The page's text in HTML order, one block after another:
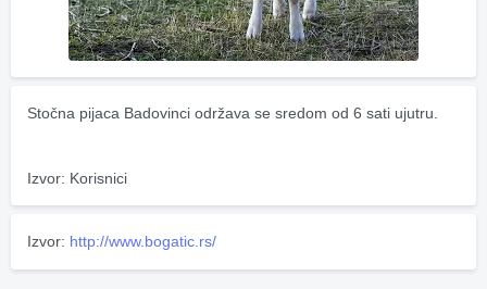
Stočna pijaca Badovinci održava se sredom od 6 sati ujutru.
Izvor: Korisnici
Izvor: http://www.bogatic.rs/